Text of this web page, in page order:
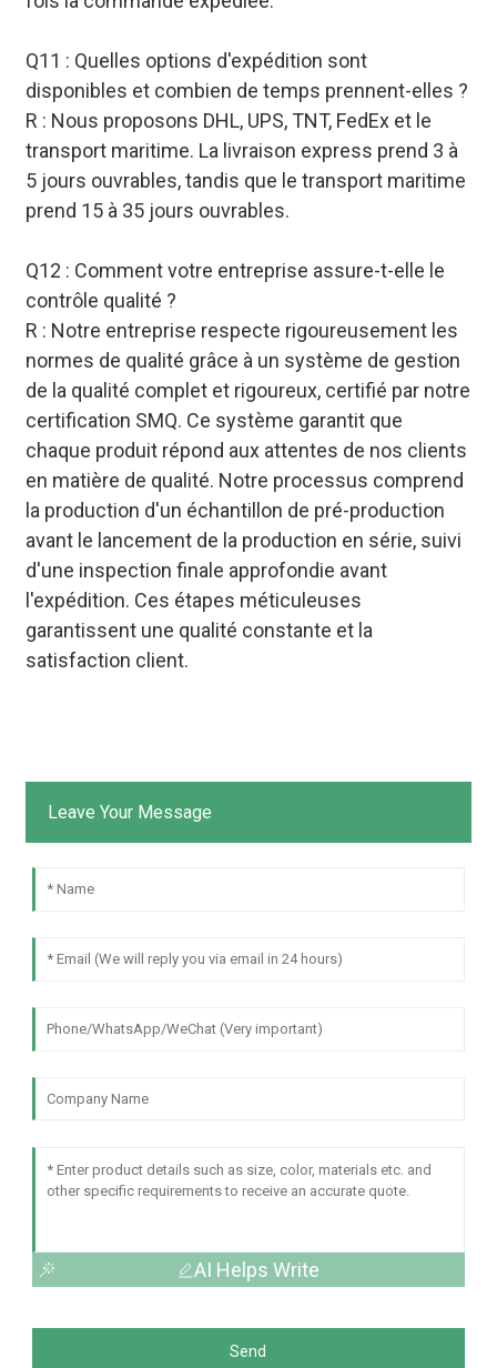
Q11 : Quelles options d'expédition sont
disponibles et combien de temps prennent-elles ?
R : Nous proposons DHL, UPS, TNT, FedEx et le
transport maritime. La livraison express prend 3 à
5 jours ouvrables, tandis que le transport maritime
prend 15 à 35 jours ouvrables.
Q12 : Comment votre entreprise assure-t-elle le
contrôle qualité ?
R : Notre entreprise respecte rigoureusement les
normes de qualité grâce à un système de gestion
de la qualité complet et rigoureux, certifié par notre
certification SMQ. Ce système garantit que
chaque produit répond aux attentes de nos clients
en matière de qualité. Notre processus comprend
la production d'un échantillon de pré-production
avant le lancement de la production en série, suivi
d'une inspection finale approfondie avant
l'expédition. Ces étapes méticuleuses
garantissent une qualité constante et la
satisfaction client.
Leave Your Message
AI Helps Write
Send